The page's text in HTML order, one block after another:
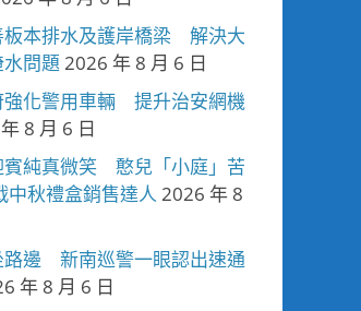
板本排水及護岸橋梁 解決大
問題 2026 年 8 月 6 日
強化警用車輛 提升治安網機
8 月 6 日
賓純真微笑 憨兒「小庭」苦
中秋禮盒銷售達人 2026 年 8
路邊 新南巡警一眼認出速通
年 8 月 6 日